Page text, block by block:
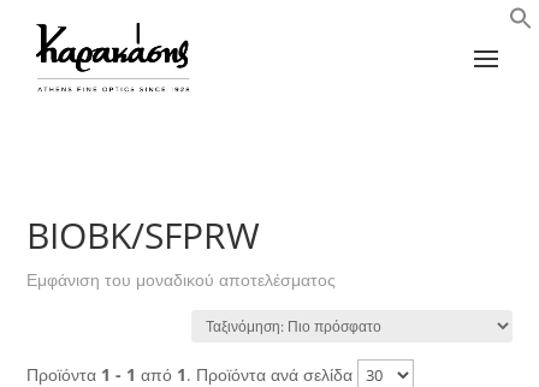
BIOBK/SFPRW
Εμφάνιση του μοναδικού αποτελέσματος
Προϊόντα 1 - 1 από 1. Προϊόντα ανά σελίδα